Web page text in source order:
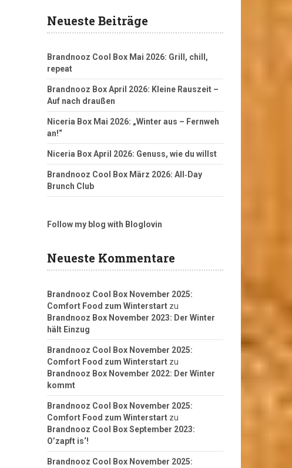
Neueste Beiträge
Brandnooz Cool Box Mai 2026: Grill, chill,
repeat
Brandnooz Box April 2026: Kleine Rauszeit –
Auf nach draußen
Niceria Box Mai 2026: „Winter aus – Fernweh
an!“
Niceria Box April 2026: Genuss, wie du willst
Brandnooz Cool Box März 2026: All‑Day
Brunch Club
Follow my blog with Bloglovin
Neueste Kommentare
Brandnooz Cool Box November 2025:
Comfort Food zum Winterstart zu
Brandnooz Box November 2023: Der Winter
hält Einzug
Brandnooz Cool Box November 2025:
Comfort Food zum Winterstart zu
Brandnooz Box November 2022: Der Winter
kommt
Brandnooz Cool Box November 2025:
Comfort Food zum Winterstart zu
Brandnooz Cool Box September 2023:
O’zapft is‘!
Brandnooz Cool Box November 2025: